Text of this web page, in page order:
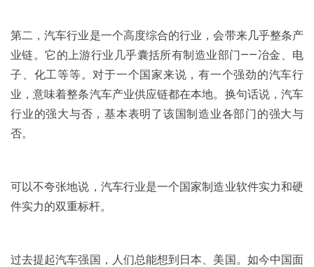
第二，汽车行业是一个高度综合的行业，会带来几乎整条产
业链。它的上游行业几乎囊括所有制造业部门——冶金、电
子、化工等等。对于一个国家来说，有一个强劲的汽车行
业，意味着整条汽车产业供应链都在本地。换句话说，汽车
行业的强大与否，基本表明了该国制造业各部门的强大与
否。
可以不夸张地说，汽车行业是一个国家制造业软件实力和硬
件实力的双重标杆。
过去提起汽车强国，人们总能想到日本、美国。如今中国面